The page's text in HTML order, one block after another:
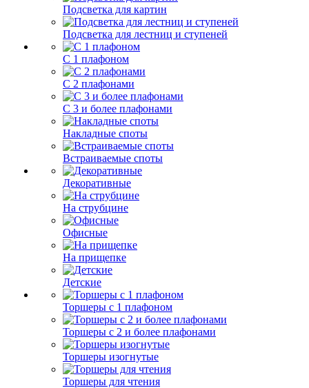
Подсветка для картин
Подсветка для лестниц и ступеней
С 1 плафоном
С 2 плафонами
С 3 и более плафонами
Накладные споты
Встраиваемые споты
Декоративные
На струбцине
Офисные
На прищепке
Детские
Торшеры с 1 плафоном
Торшеры с 2 и более плафонами
Торшеры изогнутые
Торшеры для чтения